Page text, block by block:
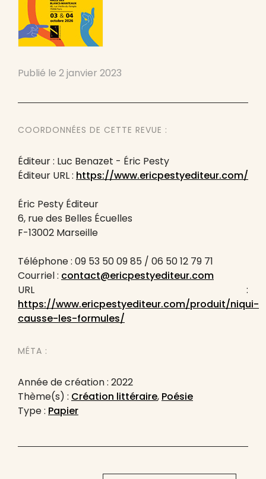
Publié le 2 janvier 2023
COORDONNÉES DE CETTE REVUE :
Éditeur : Luc Benazet - Éric Pesty
Éditeur URL : https://www.ericpestyediteur.com/
Éric Pesty Éditeur
6, rue des Belles Écuelles
F-13002 Marseille
Téléphone : 09 53 50 09 85 / 06 50 12 79 71
Courriel : contact@ericpestyediteur.com
URL :
https://www.ericpestyediteur.com/produit/niqui-
causse-les-formules/
MÉTA :
Année de création : 2022
Thème(s) : Création littéraire, Poésie
Type : Papier